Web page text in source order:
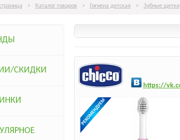
> Каталог товаров > Гигиена детская > Зубные щетки
СКИДКИ
https://